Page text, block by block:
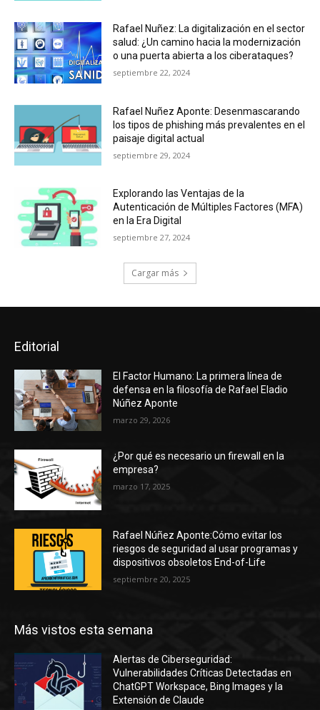
Rafael Nuñez: La digitalización en el sector
salud: ¿Un camino hacia la modernización
o una puerta abierta a los ciberataques?
septiembre 22, 2024
Rafael Nuñez Aponte: Desenmascarando
los tipos de phishing más prevalentes en el
paisaje digital actual
septiembre 29, 2024
Explorando las Ventajas de la
Autenticación de Múltiples Factores (MFA)
en la Era Digital
septiembre 27, 2024
Cargar más
Editorial
El Factor Humano: La primera línea de
defensa en la filosofía de Rafael Eladio
Núñez Aponte
marzo 29, 2026
¿Por qué es necesario un firewall en la
empresa?
marzo 17, 2025
Rafael Núñez Aponte:Cómo evitar los
riesgos de seguridad al usar programas y
dispositivos obsoletos End-of-Life
septiembre 20, 2025
Más vistos esta semana
Alertas de Ciberseguridad:
Vulnerabilidades Críticas Detectadas en
ChatGPT Workspace, Bing Images y la
Extensión de Claude